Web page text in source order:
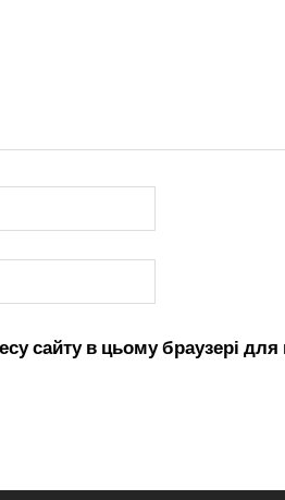
сайту в цьому браузері